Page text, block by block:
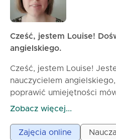
Cześć, jestem Louise!
angielskiego.
Cześć, jestem Louise!
nauczycielem
poprawić umiejętności
pewności siebie w
podstawowym i średnim,
Zobacz więcej...
Zajęcia online